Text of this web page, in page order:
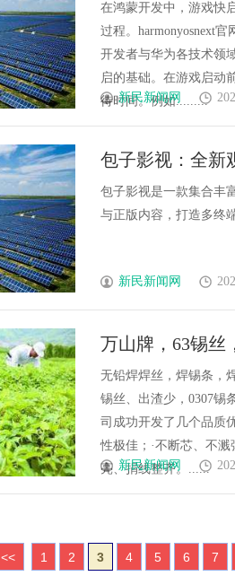
在鸿蒙开发中，游戏快
过程。harmonyosnext官
开发者与华为各技术领
启的基础。在游戏启动
待时间。例如.........
新民新闻网
包子影视：全新
包子影视是一款集合丰
与正版内容，打造多终
新民新闻网
万山牌，63锡丝
无铅焊锡球、锌
靠；出渣少
无铅焊焊丝，焊锡条，
锡丝、出渣少，0307锡
司成功开发了几个品质
性极佳；·不断芯、不
亮、捐线整齐。......
新民新闻网
<< 1 2 3 4 5 6 7